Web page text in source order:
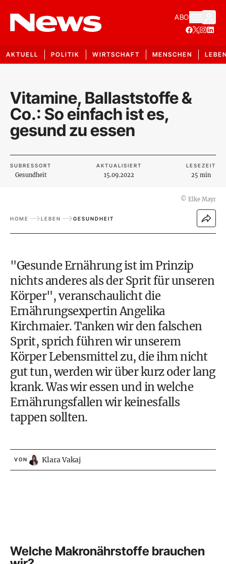
ABO
AKTUELL POLITIK WIRTSCHAFT MENSCHEN
Vitamine, Ballaststoffe &
Co.: So einfach ist es,
gesund zu essen
SUBRESSORT
Gesundheit
AKTUALISIERT
15.09.2022
LESEZEIT
25 min
© Elke Mayr
HOME LEBEN GESUNDHEIT
"Gesunde Ernährung ist im Prinzip
nichts anderes als der Sprit für unseren
Körper", veranschaulicht die
Ernährungsexpertin Angelika
Kirchmaier. Tanken wir den falschen
Sprit, sprich führen wir unserem
Körper Lebensmittel zu, die ihm nicht
gut tun, werden wir über kurz oder lang
krank. Was wir essen und in welche
Ernährungsfallen wir keinesfalls
tappen sollten.
VON Klara Vakaj
Welche Makronährstoffe brauchen